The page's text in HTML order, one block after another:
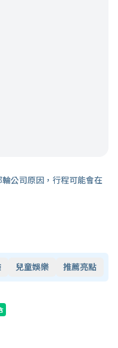
公司原因，行程可能會在
兒童娛樂 推薦亮點